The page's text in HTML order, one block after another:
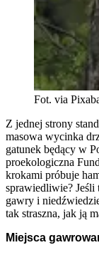
Fot. via
Z jednej strony
masowa wycinka
gatunek będący w
proekologiczna
krokami próbuje
sprawiedliwie? Jeśli
gawry i
tak straszna, jak ją
Miejsca